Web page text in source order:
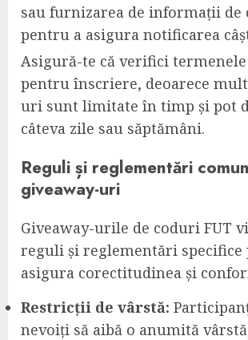
sau furnizarea de informații de
pentru a asigura notificarea
Asigură-te că verifici
pentru înscriere, deoarece
uri sunt limitate în timp și pot
câteva zile sau săptămâni.
Reguli și reglementări
giveaway-uri
Giveaway-urile de coduri FUT
reguli și reglementări specifice
asigura corectitudinea și
Restricții de vârstă:
nevoiți să aibă o anumită